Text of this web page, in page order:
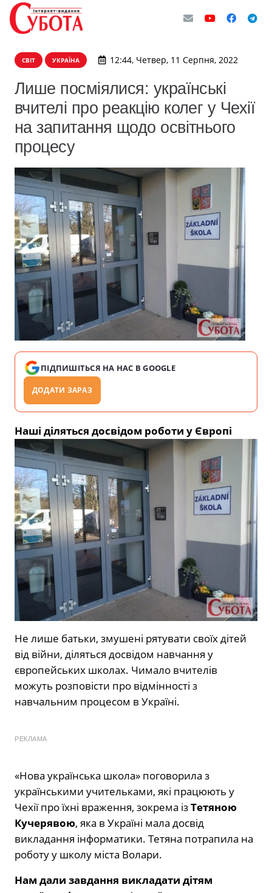
СВІТ УКРАЇНА 12:44, Четвер, 11 Серпня, 2022
Лише посміялися: українські
вчителі про реакцію колег у Чехії
на запитання щодо освітнього
процесу
ПІДПИШІТЬСЯ НА НАС В GOOGLE
ДОДАТИ ЗАРАЗ
Наші діляться досвідом роботи у Європі
Не лише батьки, змушені рятувати своїх дітей
від війни, діляться досвідом навчання у
європейських школах. Чимало вчителів
можуть розповісти про відмінності з
навчальним процесом в Україні.
РЕКЛАМА
«Нова українська школа» поговорила з
українськими учительками, які працюють у
Чехії про їхні враження, зокрема ізТетяною
Кучерявою, яка в Україні мала досвід
викладання інформатики. Тетяна потрапила на
роботу у школу міста Волари.
Нам дали завдання викладати дітям